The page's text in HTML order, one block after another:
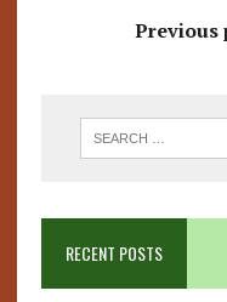
Previous
RECENT POSTS